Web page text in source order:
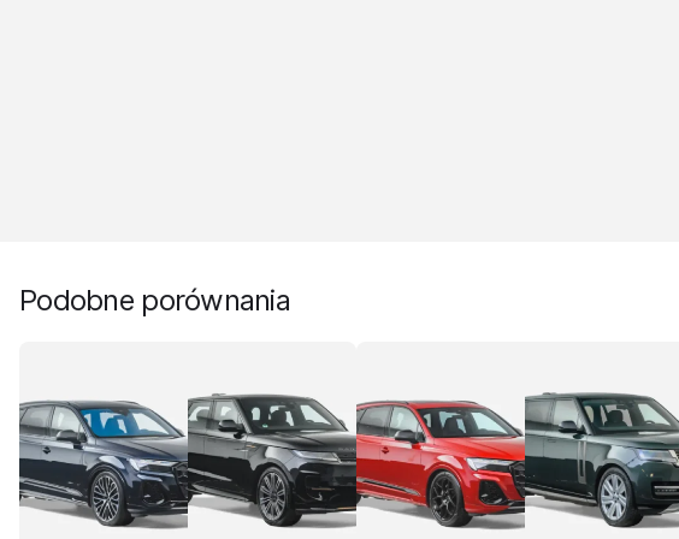
Podobne porównania